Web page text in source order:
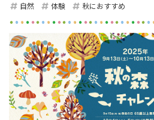
自然 体験 秋におすすめ